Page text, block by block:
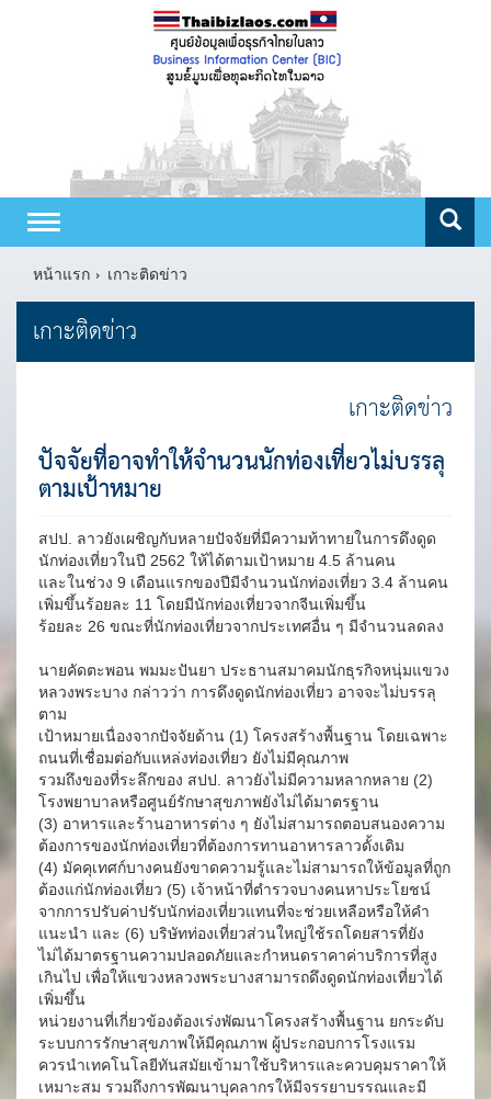
Toggle
navigation
หน้าแรก
เกาะติดข่าว
เกาะติดข่าว
เกาะติดข่าว
ปัจจัยที่อาจทำให้จำนวนนักท่องเที่ยวไม่บรรลุ
ตามเป้าหมาย
สปป. ลาวยังเผชิญกับหลายปัจจัยที่มีความท้าทายในการดึงดูด
นักท่องเที่ยวในปี 2562 ให้ได้ตามเป้าหมาย 4.5 ล้านคน
และในช่วง 9 เดือนแรกของปีมีจำนวนนักท่องเที่ยว 3.4 ล้านคน
เพิ่มขึ้นร้อยละ 11 โดยมีนักท่องเที่ยวจากจีนเพิ่มขึ้น
ร้อยละ 26 ขณะที่นักท่องเที่ยวจากประเทศอื่น ๆ มีจำนวนลดลง
นายคัดตะพอน พมมะปันยา ประธานสมาคมนักธุรกิจหนุ่มแขวง
หลวงพระบาง กล่าวว่า การดึงดูดนักท่องเที่ยว อาจจะไม่บรรลุ
ตาม
เป้าหมายเนื่องจากปัจจัยด้าน (1) โครงสร้างพื้นฐาน โดยเฉพาะ
ถนนที่เชื่อมต่อกับแหล่งท่องเที่ยว ยังไม่มีคุณภาพ
รวมถึงของที่ระลึกของ สปป. ลาวยังไม่มีความหลากหลาย (2)
โรงพยาบาลหรือศูนย์รักษาสุขภาพยังไม่ได้มาตรฐาน
(3) อาหารและร้านอาหารต่าง ๆ ยังไม่สามารถตอบสนองความ
ต้องการของนักท่องเที่ยวที่ต้องการทานอาหารลาวดั้งเดิม
(4) มัคคุเทศก์บางคนยังขาดความรู้และไม่สามารถให้ข้อมูลที่ถูก
ต้องแก่นักท่องเที่ยว (5) เจ้าหน้าที่ตำรวจบางคนหาประโยชน์
จากการปรับค่าปรับนักท่องเที่ยวแทนที่จะช่วยเหลือหรือให้คำ
แนะนำ และ (6) บริษัทท่องเที่ยวส่วนใหญ่ใช้รถโดยสารที่ยัง
ไม่ได้มาตรฐานความปลอดภัยและกำหนดราคาค่าบริการที่สูง
เกินไป เพื่อให้แขวงหลวงพระบางสามารถดึงดูดนักท่องเที่ยวได้
เพิ่มขึ้น
หน่วยงานที่เกี่ยวข้องต้องเร่งพัฒนาโครงสร้างพื้นฐาน ยกระดับ
ระบบการรักษาสุขภาพให้มีคุณภาพ ผู้ประกอบการโรงแรม
ควรนำเทคโนโลยีทันสมัยเข้ามาใช้บริหารและควบคุมราคาให้
เหมาะสม รวมถึงการพัฒนาบุคลากรให้มีจรรยาบรรณและมี